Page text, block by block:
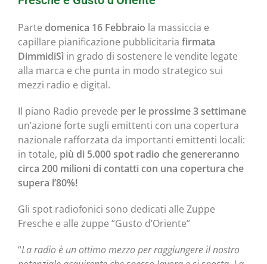
Parte domenica 16 Febbraio la massiccia e
capillare pianificazione pubblicitaria firmata
DimmidiSì in grado di sostenere le vendite legate
alla marca e che punta in modo strategico sui
mezzi radio e digital.
Il piano Radio prevede per le prossime 3 settimane
un’azione forte sugli emittenti con una copertura
nazionale rafforzata da importanti emittenti locali:
in totale, più di 5.000 spot radio che genereranno
circa 200 milioni di contatti con una copertura che
supera l’80%!
Gli spot radiofonici sono dedicati alle Zuppe
Fresche e alle zuppe “Gusto d’Oriente”
“La radio è un ottimo mezzo per raggiungere il nostro